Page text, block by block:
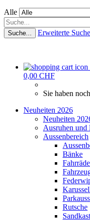
Alle
Suche... Erweiterte Suche
0,00 CHF
Sie haben
Neuheiten 2026
Neuheiten
Ausruhen und
Aussenbereich
Bänke
Rutsche